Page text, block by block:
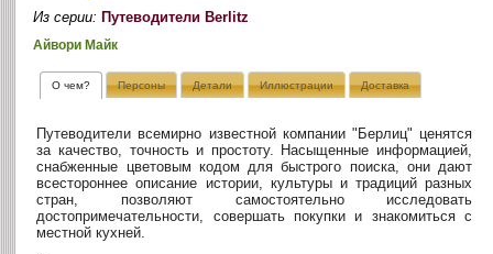
Из серии: Путеводители Berlitz
Айвори Майк
О чем? Персоны Детали Иллюстрации Доставка
Путеводители всемирно известной компании "Берлиц" ценятся
за качество, точность и простоту. Насыщенные информацией,
снабженные цветовым кодом для быстрого поиска, они дают
всестороннее описание истории, культуры и традиций разных
стран, позволяют самостоятельно исследовать
достопримечательности, совершать покупки и знакомиться с
местной кухней.